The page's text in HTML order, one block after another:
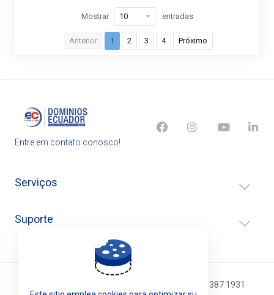
Anterior 1 2 3 4 Próximo
Mostrar entradas
Entre em contato conosco!
Serviços
Suporte
Atención telefónica: (02) 4016 188 / (593) 096 387 1931